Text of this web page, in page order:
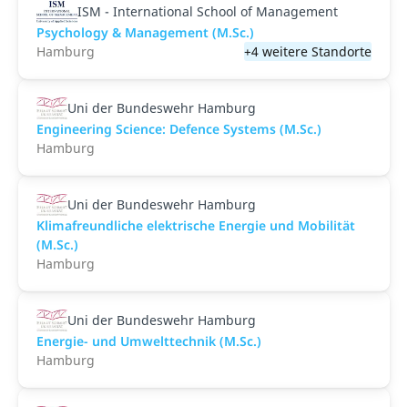
ISM - International School of Management
Psychology & Management (M.Sc.)
Hamburg
+4 weitere Standorte
Uni der Bundeswehr Hamburg
Engineering Science: Defence Systems (M.Sc.)
Hamburg
Uni der Bundeswehr Hamburg
Klimafreundliche elektrische Energie und Mobilität
(M.Sc.)
Hamburg
Uni der Bundeswehr Hamburg
Energie- und Umwelttechnik (M.Sc.)
Hamburg